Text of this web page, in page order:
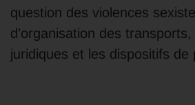
question des violences
d’organisation des
juridiques et les dispositifs de